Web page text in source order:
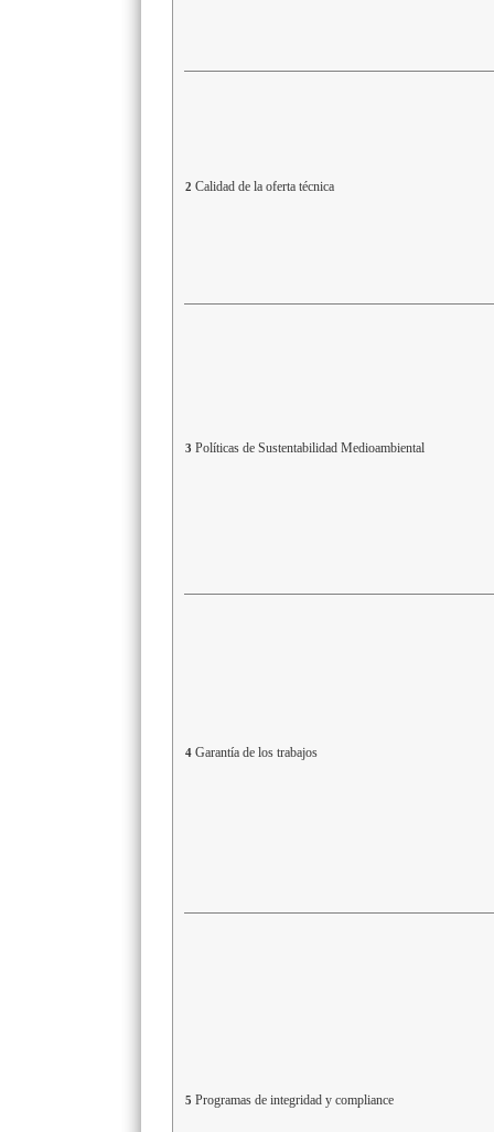
2 Calidad de la oferta técnica
3 Políticas de Sustentabilidad Medioambiental
4 Garantía de los trabajos
5 Programas de integridad y compliance